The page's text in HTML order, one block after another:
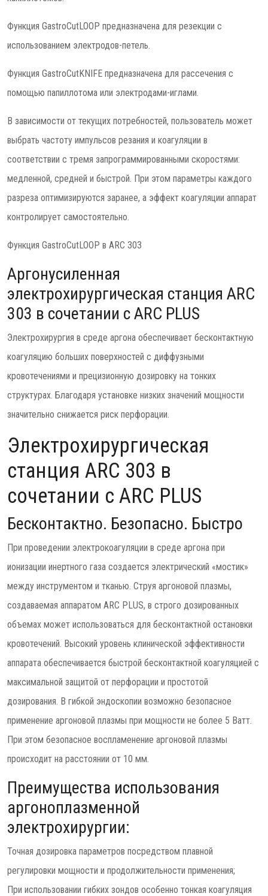
Функция GastroCutLOOP предназначена для резекции с
использованием электродов-петель.
Функция GastroCutKNIFE предназначена для рассечения с
помощью папиллотома или электродами-иглами.
В зависимости от текущих потребностей, пользователь может
выбрать частоту импульсов резания и коагуляции в
соответствии с тремя запрограммированными скоростями:
медленной, средней и быстрой. При этом параметры каждого
разреза оптимизируются заранее, а эффект коагуляции аппарат
контролирует самостоятельно.
Функция GastroCutLOOP в ARC 303
Аргонусиленная
электрохирургическая станция ARC
303 в сочетании с ARC PLUS
Электрохирургия в среде аргона обеспечивает бесконтактную
коагуляцию больших поверхностей с диффузными
кровотечениями и прецизионную дозировку на тонких
структурах. Благодаря установке низких значений мощности
значительно снижается риск перфорации.
Электрохирургическая
станция ARC 303 в
сочетании с ARC PLUS
Бесконтактно. Безопасно. Быстро
При проведении электрокоагуляции в среде аргона при
ионизации инертного газа создается электрический «мостик»
между инструментом и тканью. Струя аргоновой плазмы,
создаваемая аппаратом ARC PLUS, в строго дозированных
объемах может использоваться для бесконтактной остановки
кровотечений. Высокий уровень клинической эффективности
аппарата обеспечивается быстрой бесконтактной коагуляцией с
максимальной защитой от перфорации и простотой
дозирования. В гибкой эндоскопии возможно безопасное
применение аргоновой плазмы при мощности не более 5 Ватт.
При этом безопасное воспламенение аргоновой плазмы
происходит на расстоянии от 10 мм.
Преимущества использования
аргоноплазменной
электрохирургии:
Точная дозировка параметров посредством плавной
регулировки мощности и продолжительности применения;
При использовании гибких зондов особенно тонкая коагуляция